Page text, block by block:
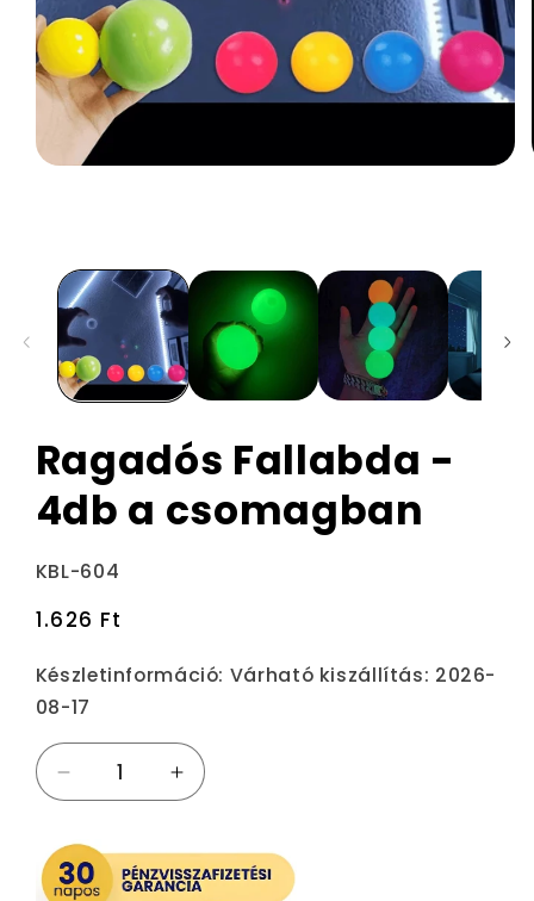
Ragadós Fallabda -
4db a csomagban
Termékváltozat:
KBL-604
Normál
1.626 Ft
Készletinformáció: Várható kiszállítás: 2026-
08-17
Ragadós
Fallabda
4db
a
Ragadós
Fallabda
4db
a